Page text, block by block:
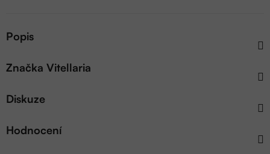
Popis
Značka Vitellaria
Diskuze
Hodnocení